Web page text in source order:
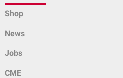
Shop
News
Jobs
CME